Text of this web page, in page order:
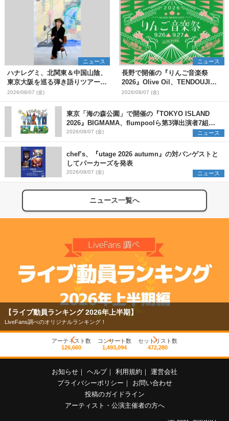
ニュース
ハナレグミ、北関東＆中国山陰、
東京大阪を巡る弾き語りツアー10
月より開催決定
2026/08/07 (金)
ニュース
長野で開催の『りんご音楽祭
2026』Olive Oil、TENDOUJIら
第11弾出演アーティスト（16組）
を発表
2026/08/07 (金)
東京「海の森公園」で開催の『TOKYO ISLAND
2026』BIGMAMA、flumpoolら第3弾出演者7組を
発表 ワークショップ・アート出展者を募集
2026/08/07 (金) ニュース
chef’s、『utage 2026 autumn』の対バンゲストと
してパーカーズを発表
2026/08/07 (金) ニュース
ニュース一覧へ
【ライブ動員ランキング 2026年上半期】
LiveFans調べのオリジナルランキング！
アーティスト数
126,660
コンサート数
1,493,094
セットリスト数
472,280
お知らせ ヘルプ 利用規約
運営会社
プライバシーポリシー
お問い合わせ
投稿のガイドライン
アーティスト・公演主催者の方へ